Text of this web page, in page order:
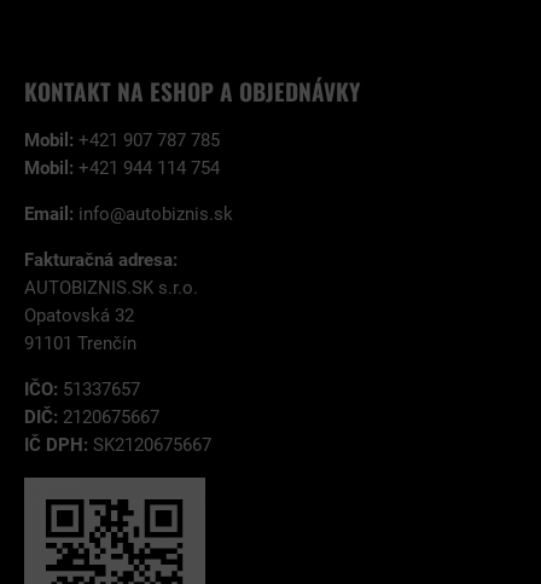
KONTAKT NA ESHOP A OBJEDNÁVKY
Mobil: +421 907 787 785
Mobil: +421 944 114 754
Email: info@autobiznis.sk
Fakturačná adresa:
AUTOBIZNIS.SK s.r.o.
Opatovská 32
91101 Trenčín
IČO: 51337657
DIČ: 2120675667
IČ DPH: SK2120675667